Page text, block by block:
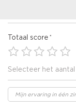
Totaal score
Selecteer het